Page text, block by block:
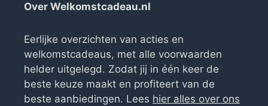
Over Welkomstcadeau.nl
Eerlijke overzichten van acties en
welkomstcadeaus, met alle voorwaarden
helder uitgelegd. Zodat jij in één keer de
beste keuze maakt en profiteert van de
beste aanbiedingen. Lees hier alles over ons